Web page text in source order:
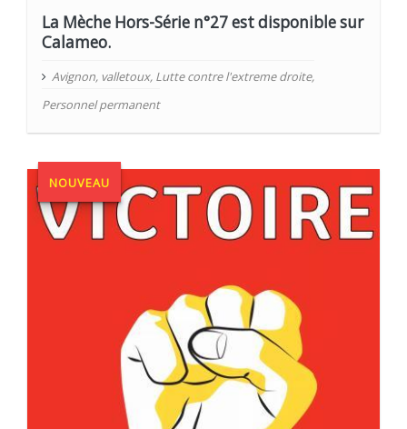
La Mèche Hors-Série n°27 est disponible sur
Calameo.
Avignon, valletoux, Lutte contre l'extreme droite,
Personnel permanent
NOUVEAU